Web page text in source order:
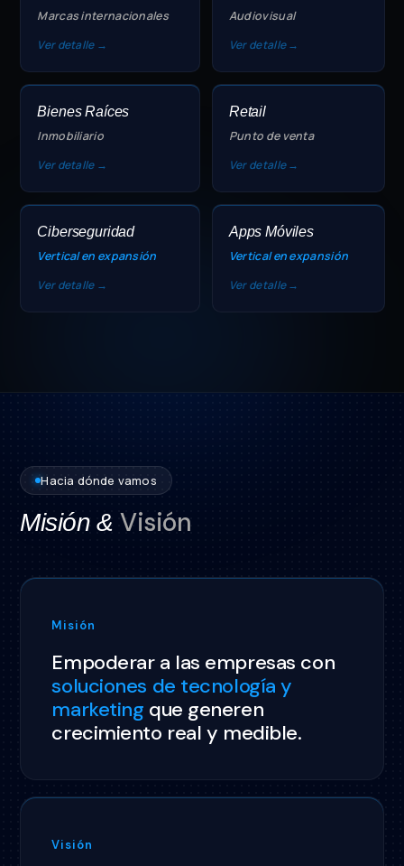
Marcas internacionales
Ver detalle →
Audiovisual
Ver detalle →
Bienes Raíces
Inmobiliario
Ver detalle →
Retail
Punto de venta
Ver detalle →
Ciberseguridad
Vertical en expansión
Ver detalle →
Apps Móviles
Vertical en expansión
Ver detalle →
Hacia dónde vamos
Misión &Visión
Misión
Empoderar a las empresas con
soluciones de tecnología y
marketing que generen
crecimiento real y medible.
Visión